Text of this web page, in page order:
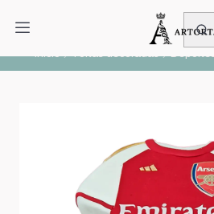
PIDA CON MUCHA
Inicio Tortas decoradas